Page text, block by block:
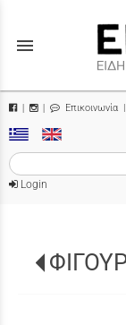
menu
| Επικοινωνία
Login